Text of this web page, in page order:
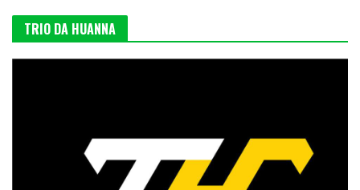
TRIO DA HUANNA